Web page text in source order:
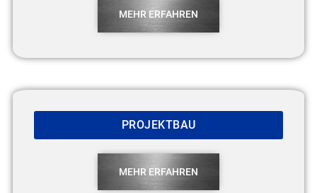
MEHR ERFAHREN
PROJEKTBAU
MEHR ERFAHREN